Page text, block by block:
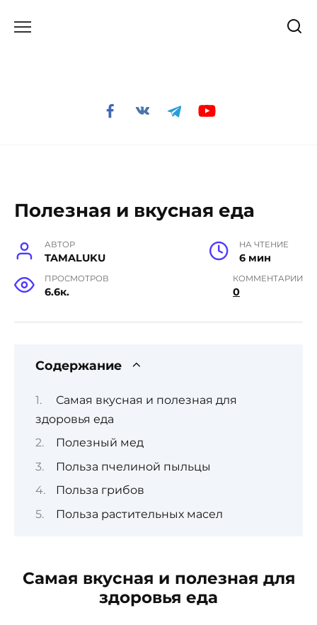
Полезная и вкусная еда
АВТОР
TAMALUKU
НА ЧТЕНИЕ
6 мин
ПРОСМОТРОВ
6.6к.
КОММЕНТАРИИ
0
Содержание
Самая вкусная и полезная для
здоровья еда
Полезный мед
Польза пчелиной пыльцы
Польза грибов
Польза растительных масел
Самая вкусная и полезная для
здоровья еда